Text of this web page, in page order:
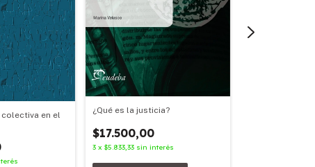
en el
¿Qué es la justicia?
$17.500,00
3 x $5.833,33 sin interés